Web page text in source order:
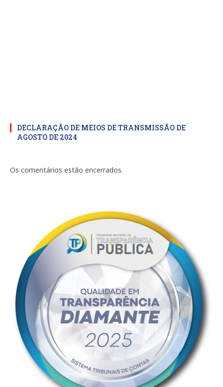
DECLARAÇÃO DE MEIOS DE TRANSMISSÃO DE
AGOSTO DE 2024
Os comentários estão encerrados.